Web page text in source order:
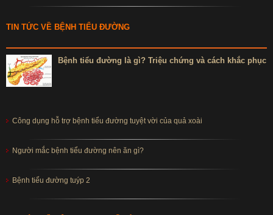
TIN TỨC VỀ BỆNH TIỂU ĐƯỜNG
Bệnh tiểu đường là gì? Triệu chứng và cách khắc phục
Công dụng hỗ trợ bệnh tiểu đường tuyệt vời của quả xoài
Người mắc bệnh tiểu đường nên ăn gì?
Bệnh tiểu đường tuýp 2